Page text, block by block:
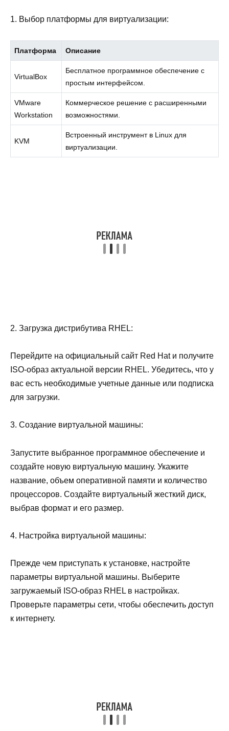
1. Выбор платформы для виртуализации:
Платформа Описание
VirtualBox
Бесплатное программное обеспечение с
простым интерфейсом.
VMware
Workstation
Коммерческое решение с расширенными
возможностями.
KVM
Встроенный инструмент в Linux для
виртуализации.
2. Загрузка дистрибутива RHEL:
Перейдите на официальный сайт Red Hat и получите
ISO-образ актуальной версии RHEL. Убедитесь, что у
вас есть необходимые учетные данные или подписка
для загрузки.
3. Создание виртуальной машины:
Запустите выбранное программное обеспечение и
создайте новую виртуальную машину. Укажите
название, объем оперативной памяти и количество
процессоров. Создайте виртуальный жесткий диск,
выбрав формат и его размер.
4. Настройка виртуальной машины:
Прежде чем приступать к установке, настройте
параметры виртуальной машины. Выберите
загружаемый ISO-образ RHEL в настройках.
Проверьте параметры сети, чтобы обеспечить доступ
к интернету.